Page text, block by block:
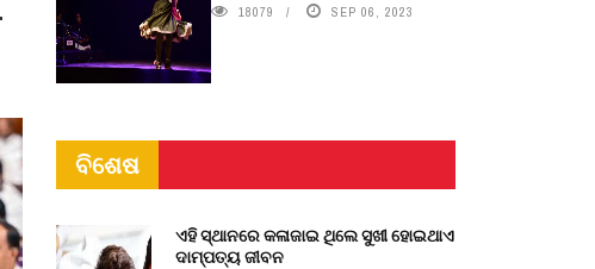
18079 SEP 06, 2023
ବିଶେଷ
ଏହି ସ୍ଥାନରେ କଳାଜାଇ ଥିଲେ ସୁଖୀ ହୋଇଥାଏ
ଦାମ୍ପତ୍ୟ ଜୀବନ